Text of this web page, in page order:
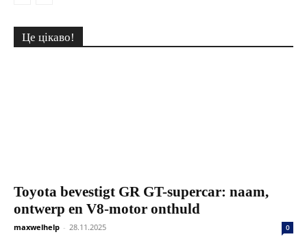
Це цікаво!
Toyota bevestigt GR GT-supercar: naam,
ontwerp en V8-motor onthuld
maxwelhelp - 28.11.2025 0